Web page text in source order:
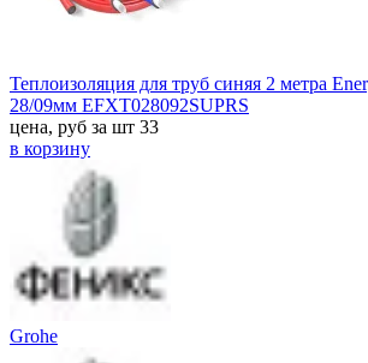
Теплоизоляция для труб синяя 2 метра
28/09мм EFXT028092SUPRS
цена, руб за шт 33
в корзину
Grohe